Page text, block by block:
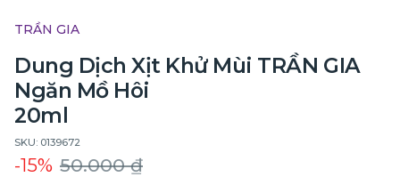
TRẦN GIA
Dung Dịch Xịt Khử Mùi TRẦN GIA
Ngăn Mồ Hôi
20ml
SKU: 0139672
-15% 50.000 ₫